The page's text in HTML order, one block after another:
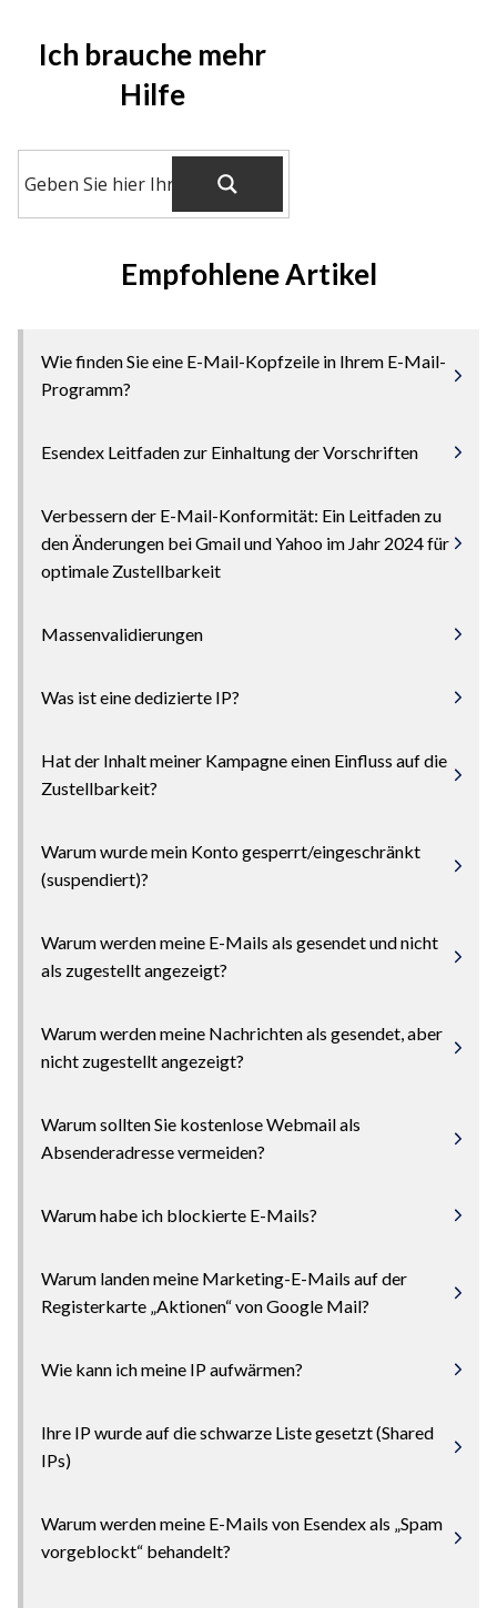
Ich brauche mehr
Hilfe
Empfohlene Artikel
Wie finden Sie eine E-Mail-Kopfzeile in Ihrem E-Mail-
Programm?
Esendex Leitfaden zur Einhaltung der Vorschriften
Verbessern der E-Mail-Konformität: Ein Leitfaden zu
den Änderungen bei Gmail und Yahoo im Jahr 2024 für
optimale Zustellbarkeit
Massenvalidierungen
Was ist eine dedizierte IP?
Hat der Inhalt meiner Kampagne einen Einfluss auf die
Zustellbarkeit?
Warum wurde mein Konto gesperrt/eingeschränkt
(suspendiert)?
Warum werden meine E-Mails als gesendet und nicht
als zugestellt angezeigt?
Warum werden meine Nachrichten als gesendet, aber
nicht zugestellt angezeigt?
Warum sollten Sie kostenlose Webmail als
Absenderadresse vermeiden?
Warum habe ich blockierte E-Mails?
Warum landen meine Marketing-E-Mails auf der
Registerkarte „Aktionen“ von Google Mail?
Wie kann ich meine IP aufwärmen?
Ihre IP wurde auf die schwarze Liste gesetzt (Shared
IPs)
Warum werden meine E-Mails von Esendex als „Spam
vorgeblockt“ behandelt?